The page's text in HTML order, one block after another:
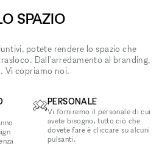
SPAZIO
potete rendere lo spazio che
Dall'arredamento al branding,
Vi copriamo noi.
PERSONALE
Vi forniremo il personale di cui
avete bisogno, tutto ciò che
dovete fare è cliccare su alcuni
pulsanti.